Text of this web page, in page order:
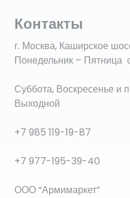
Контакты
г. Москва, Каширское
Понедельник – Пятница
Суббота, Воскресенье и
Выходной
+7 985 119-19-87
+7 977-195-39-40
ООО “Армимаркет”